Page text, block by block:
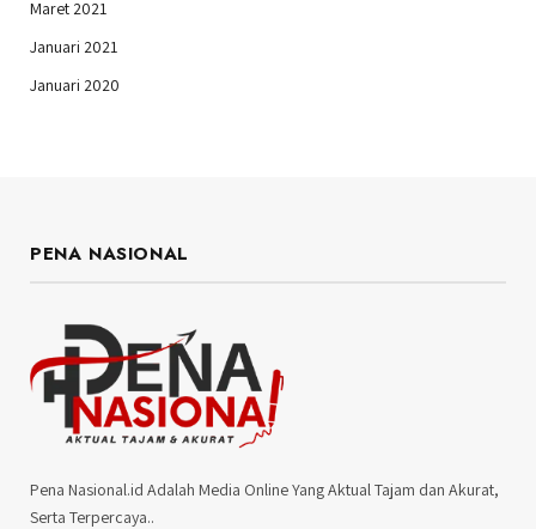
Maret 2021
Januari 2021
Januari 2020
PENA NASIONAL
Pena Nasional.id Adalah Media Online Yang Aktual Tajam dan Akurat,
Serta Terpercaya..